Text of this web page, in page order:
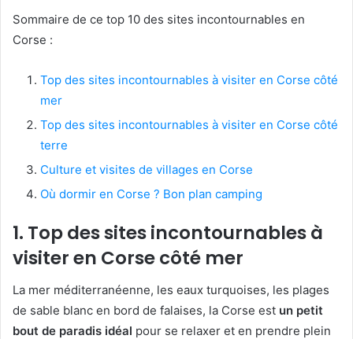
Sommaire de ce top 10 des sites incontournables en
Corse :
Top des sites incontournables à visiter en Corse côté
mer
Top des sites incontournables à visiter en Corse côté
terre
Culture et visites de villages en Corse
Où dormir en Corse ? Bon plan camping
1. Top des sites incontournables à
visiter en Corse côté mer
La mer méditerranéenne, les eaux turquoises, les plages
de sable blanc en bord de falaises, la Corse est un petit
bout de paradis idéal pour se relaxer et en prendre plein